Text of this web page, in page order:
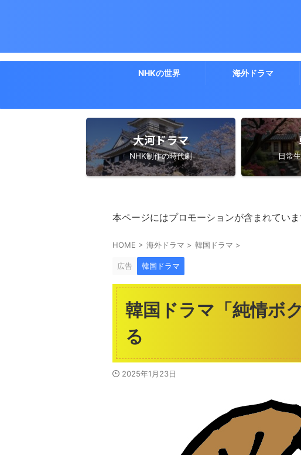
NHKの世界 海外ドラマ
大河ドラマ
NHK制作の時代劇 日常
本ページにはプロモーションが含まれていま
HOME > 海外ドラマ > 韓国ドラマ >
広告 韓国ドラマ
韓国ドラマ「純情ボ
る
2025年1月23日